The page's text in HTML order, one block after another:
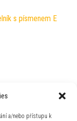
a/nebo přístupu k
s písmenem E